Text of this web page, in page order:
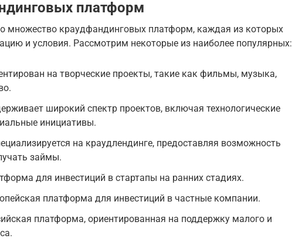
платформ
множество краудфандинговых платформ, каждая из которых
и условия. Рассмотрим некоторые из наиболее популярных:
на творческие проекты, такие как фильмы, музыка,
широкий спектр проектов, включая технологические
инициативы.
на краудлендинге, предоставляя возможность
займы.
для инвестиций в стартапы на ранних стадиях.
платформа для инвестиций в частные компании.
платформа, ориентированная на поддержку малого и